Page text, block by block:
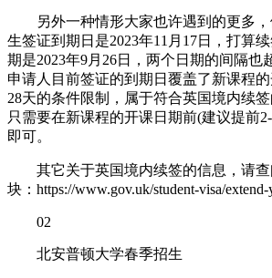
另外一种情形大家也许遇到的更多，
生签证到期日是2023年11月17日，打算
期是2023年9月26日，两个日期的间隔也
申请人目前签证的到期日覆盖了新课程
28天的条件限制，属于符合英国境内续
只需要在新课程的开课日期前(建议提前
即可。
其它关于英国境内续签的信息，请查
块：https://www.gov.uk/student-visa/extend-
02
北安普顿大学春季招生